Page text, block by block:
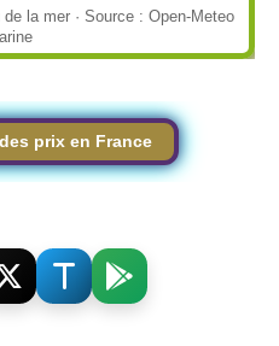
la mer · Source : Open-Meteo
prix en France